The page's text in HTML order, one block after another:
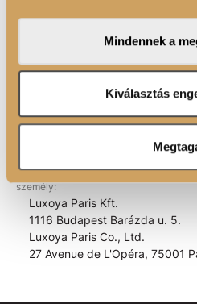
adatait, akik kombinálhatják az
adatokkal, amelyeket Ön adott
Ön által használt más
Mindennek a
Kiválasztás
ÖSSZETEVŐK
5999077692643
988/2023 GPSR EU rendelet alapján
személy:
Luxoya Paris Kft.
1116 Budapest Barázda u. 5.
Luxoya Paris Co., Ltd.
27 Avenue de L'Opéra, 75001